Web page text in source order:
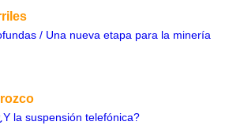
/ Una nueva etapa para la minería
la suspensión telefónica?